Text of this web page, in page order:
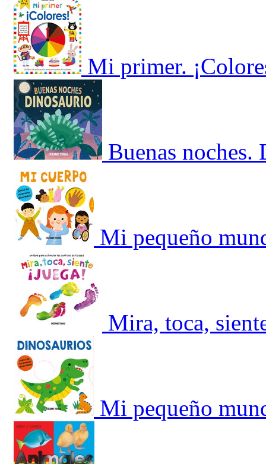
Mi primer.
Buenas noches.
Mi pequeño
Mira, toca,
Mi pequeño